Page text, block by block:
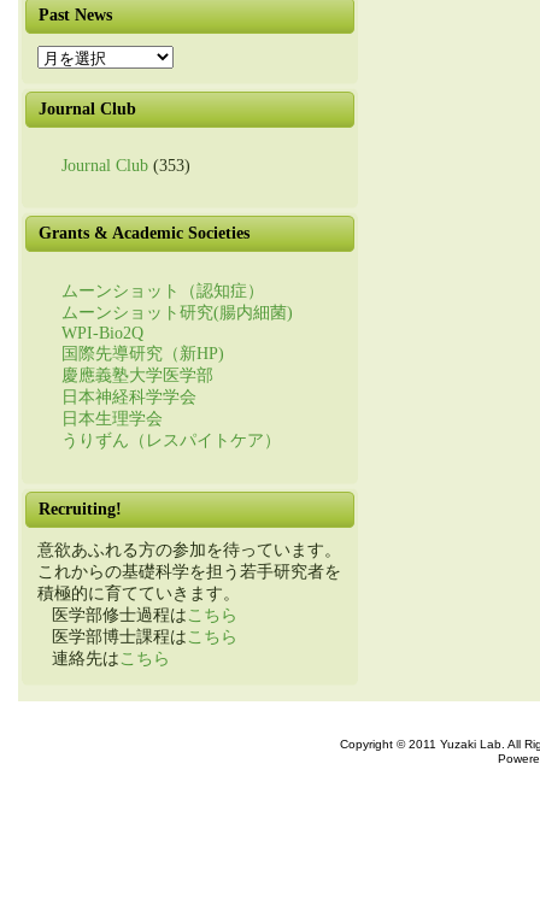
Past News
Past
News
Journal Club
Journal Club (353)
Grants & Academic Societies
ムーンショット（認知症）
ムーンショット研究(腸内細菌)
WPI-Bio2Q
国際先導研究（新HP)
慶應義塾大学医学部
日本神経科学学会
日本生理学会
うりずん（レスパイトケア）
Recruiting!
意欲あふれる方の参加を待っています。
これからの基礎科学を担う若手研究者を
積極的に育てていきます。
医学部修士過程は こちら
医学部博士課程は こちら
連絡先は こちら
Copyright © 2011 Yuzaki Lab. All